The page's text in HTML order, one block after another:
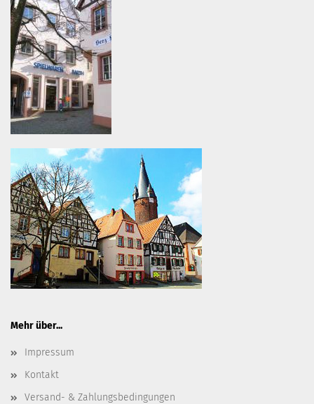
Mehr über...
Impressum
Kontakt
Versand- & Zahlungsbedingungen